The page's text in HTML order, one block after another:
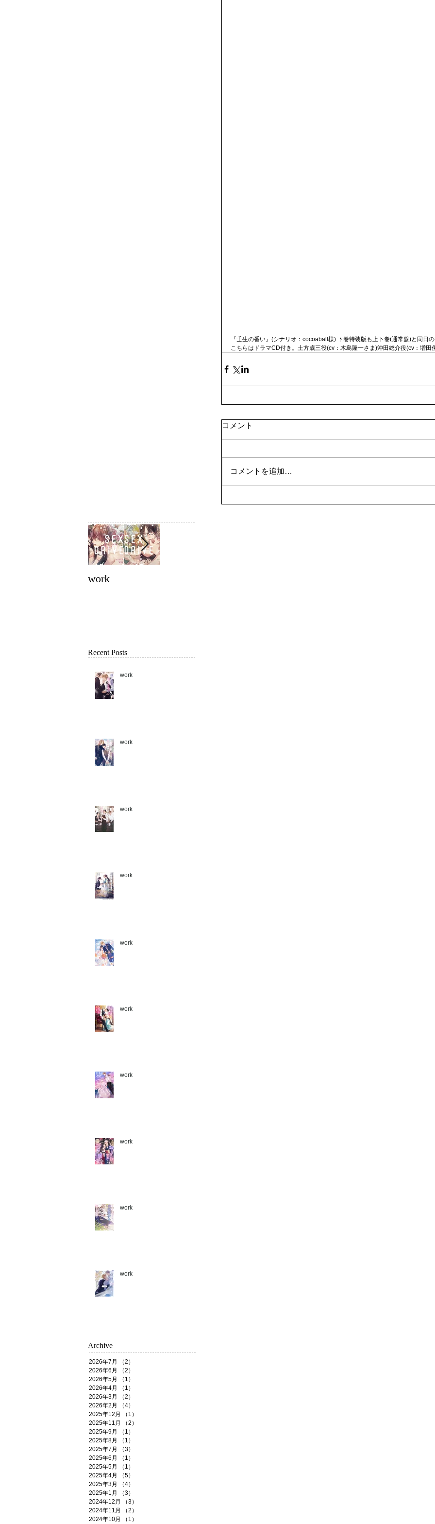
『壬生の番い』(シナリオ：cocoaball様) 下巻特装版も上下巻(通常盤)と同日の
こちらはドラマCD付き。土方歳三役(cv：木島隆一さま)沖田総介役(cv：増田
コメント
コメントを追加…
work
Recent Posts
work
work
work
work
work
work
work
work
work
work
Archive
2026年7月 （2）
2026年6月
（2）
2026年5月
（1）
2026年4月
（1）
2026年3月
（2）
2026年2月
（4）
2025年12月
（1）
2025年11月
（2）
2025年9月
（1）
2025年8月
（1）
2025年7月
（3）
2025年6月
（1）
2025年5月
（1）
2025年4月
（5）
2025年3月
（4）
2025年1月
（3）
2024年12月
（3）
2024年11月
（2）
2024年10月
（1）